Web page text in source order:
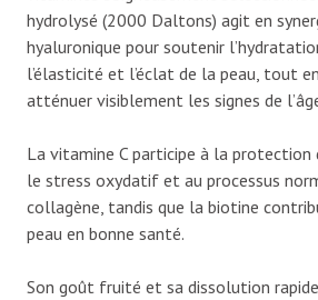
hydrolysé (2000 Daltons) agit en
hyaluronique pour soutenir
l’élasticité et l’éclat de la peau, tout
atténuer visiblement les signes de
La vitamine C participe à la
le stress oxydatif et au processus
collagène, tandis que la biotine
peau en bonne santé.
Son goût fruité et sa dissolution